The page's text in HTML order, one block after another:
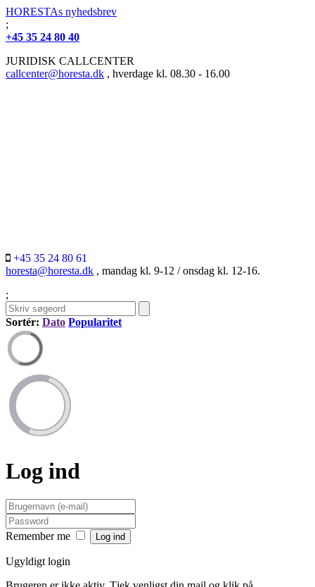
HORESTAs nyhedsbrev
;
+45 35 24 80 40
JURIDISK CALLCENTER
callcenter@horesta.dk , hverdage kl. 08.30 - 16.00
+45 35 24 80 61
horesta@horesta.dk , mandag kl. 9-12 / onsdag kl. 12-16.
;
Sortér: Dato Popularitet
Log ind
Remember me
Ugyldigt login